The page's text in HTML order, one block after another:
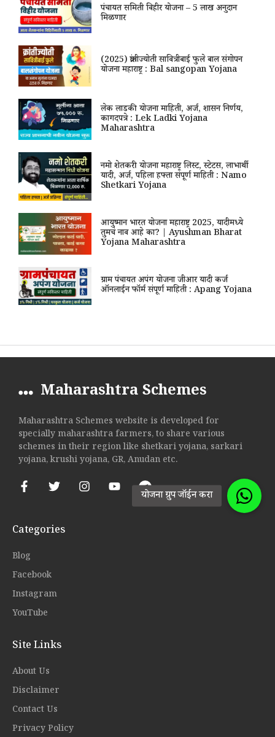
पंचायत समिती विहीर योजना – 5 लाख अनुदान
मिळणार
(2025) क्रांतीज्योती सावित्रीबाई फुले बाल संगोपन
योजना महाराष्ट्र : Bal sangopan Yojana
लेक लाडकी योजना माहिती, अर्ज, शासन निर्णय,
कागदपत्रे : Lek Ladki Yojana
Maharashtra
नमो शेतकरी योजना महाराष्ट्र लिस्ट, स्टेटस, लाभार्थी
यादी, अर्ज, पहिला हफ्ता संपूर्ण माहिती : Namo
Shetkari Yojana
आयुष्मान भारत योजना महाराष्ट्र 2025, यादीमध्ये
तुमचं नाव आहे का? | Ayushman Bharat
Yojana Maharashtra
ग्राम पंचायत अपंग योजना जीआर यादी कर्ज
ऑनलाईन फॉर्म संपूर्ण माहिती : Apang Yojana
Maharashtra Schemes
Maharashtra Schemes website is developed for
specially maharashtra farmers, to share various
schemes in their region like shetkari yojana, sarkari
yojana, krushi yojana, GR, Anudan etc.
Categories
Blog
Facebook
Instagram
YouTube
Site Links
About Us
Disclaimer
Contact Us
Privacy Policy